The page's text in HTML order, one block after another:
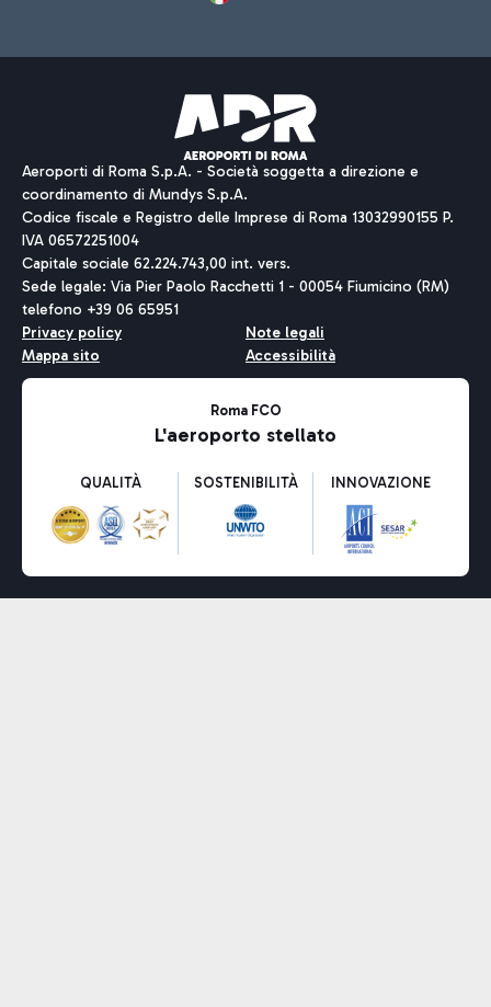
Aeroporti di Roma S.p.A. - Società soggetta a direzione e
coordinamento di Mundys S.p.A.
Codice fiscale e Registro delle Imprese di Roma 13032990155 P.
IVA 06572251004
Capitale sociale 62.224.743,00 int. vers.
Sede legale: Via Pier Paolo Racchetti 1 - 00054 Fiumicino (RM)
telefono +39 06 65951
Privacy policy
Note legali
Mappa sito
Accessibilità
Roma FCO
L'aeroporto stellato
QUALITÀ SOSTENIBILITÀ INNOVAZIONE